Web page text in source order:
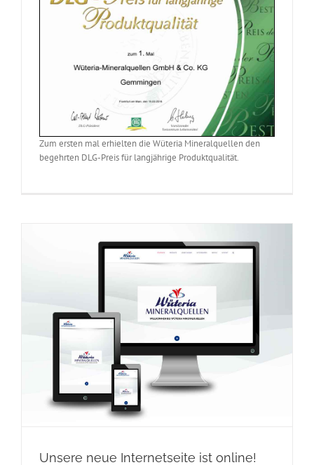
Zum ersten mal erhielten die Wüteria Mineralquellen den
begehrten DLG-Preis für langjährige Produktqualität.
Unsere neue Internetseite ist online!